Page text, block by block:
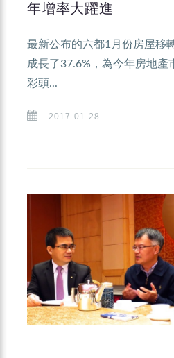
年增率大躍進
最新公布的六都1月份房屋移
成長了37.6%，為今年房地產
彩頭...
2017-01-28